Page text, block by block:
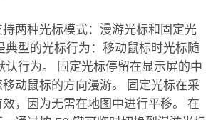
两种光标模式：漫游光标和固定光
典型的光标行为：移动鼠标时光标随
认行为。 固定光标停留在显示屏的中
动鼠标的方向漫游。 固定光标在采
，因为无需在地图中进行平移。 在